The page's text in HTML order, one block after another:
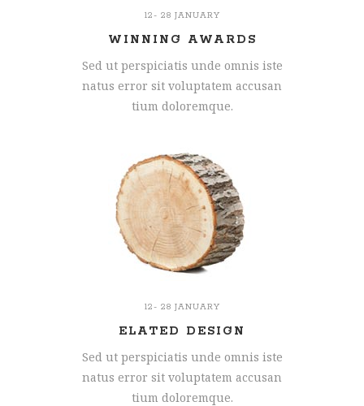
12- 28 JANUARY
WINNING AWARDS
Sed ut perspiciatis unde omnis iste
natus error sit voluptatem accusan
tium doloremque.
12- 28 JANUARY
ELATED DESIGN
Sed ut perspiciatis unde omnis iste
natus error sit voluptatem accusan
tium doloremque.